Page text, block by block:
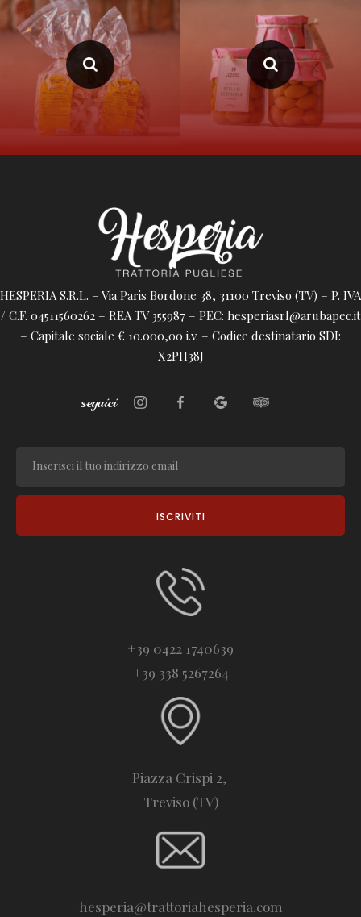
HESPERIA S.R.L. – Via Paris Bordone 38, 31100 Treviso (TV) – P. IVA
/ C.F. 04511560262 – REA TV 355987 – PEC: hesperiasrl@arubapec.it
– Capitale sociale € 10.000,00 i.v. – Codice destinatario SDI:
X2PH38J
seguici
+39 0422 1740639
+39 338 5267264
Piazza Crispi 2,
Treviso (TV)
hesperia@trattoriahesperia.com